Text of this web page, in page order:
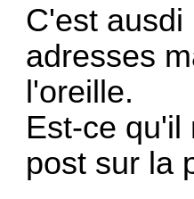
C'est
adresses
l'oreille.
Est-ce qu'il
post sur la